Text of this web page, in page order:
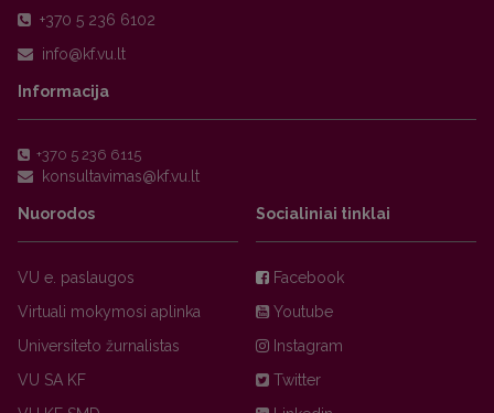
+370 5 236 6102
Informacija
+370 5 236 6115
Nuorodos
VU e. paslaugos
Virtuali mokymosi aplinka
Universiteto žurnalistas
VU SA KF
Socialiniai tinklai
Facebook
Youtube
Instagram
Twitter